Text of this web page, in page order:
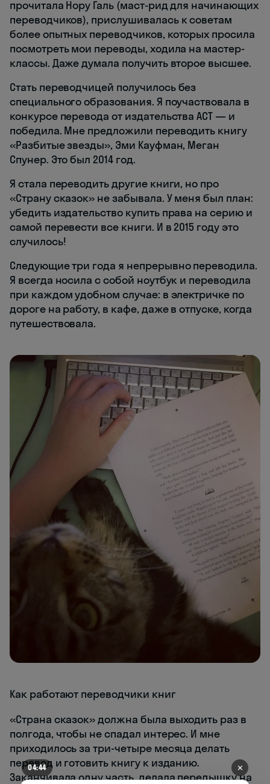
прочитала Нору Галь (маст-рид для начинающих
переводчиков), прислушивалась к советам
более опытных переводчиков, которых просила
посмотреть мои переводы, ходила на мастер-
классы. Даже думала получить второе высшее.
Стать переводчицей получилось без
специального образования. Я поучаствовала в
конкурсе перевода от издательства АСТ — и
победила. Мне предложили переводить книгу
«Разбитые звезды», Эми Кауфман, Меган
Спунер. Это был 2014 год.
Я стала переводить другие книги, но про
«Страну сказок» не забывала. У меня был план:
убедить издательство купить права на серию и
самой перевести все книги. И в 2015 году это
случилось!
Следующие три года я непрерывно переводила.
Я всегда носила с собой ноутбук и переводила
при каждом удобном случае: в электричке по
дороге на работу, в кафе, даже в отпуске, когда
путешествовала.
Как работают переводчики книг
«Страна сказок» должна была выходить раз в
полгода, чтобы не спадал интерес. И мне
приходилось за три-четыре месяца делать
перевод и готовить книгу к изданию.
Заканчивала одну часть, делала передышку на
04:41 ✕